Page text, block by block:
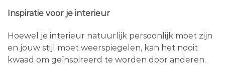
Inspiratie voor je interieur
Hoewel je interieur natuurlijk persoonlijk moet zijn
en jouw stijl moet weerspiegelen, kan het nooit
kwaad om geïnspireerd te worden door anderen.